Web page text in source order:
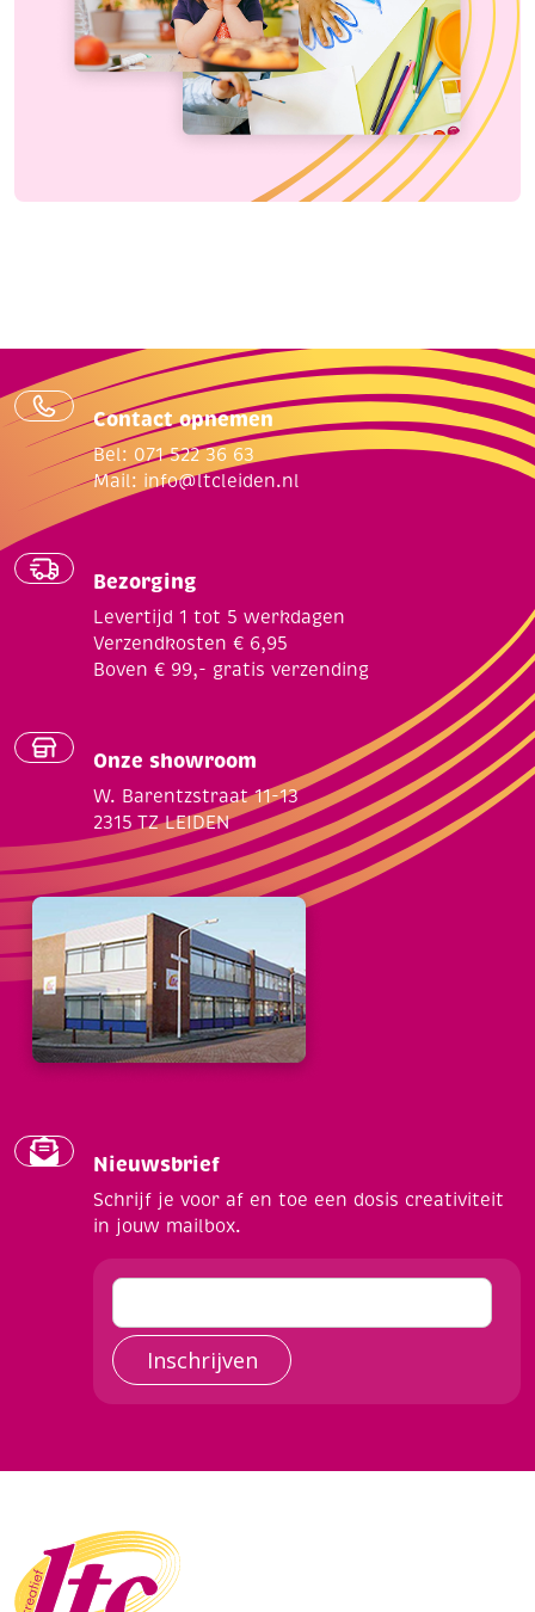
Contact opnemen
Bel: 071 522 36 63
Mail: info@ltcleiden.nl
Bezorging
Levertijd 1 tot 5 werkdagen
Verzendkosten € 6,95
Boven € 99,- gratis verzending
Onze showroom
W. Barentzstraat 11-13
2315 TZ LEIDEN
Nieuwsbrief
Schrijf je voor af en toe een dosis creativiteit
in jouw mailbox.
Inschrijven